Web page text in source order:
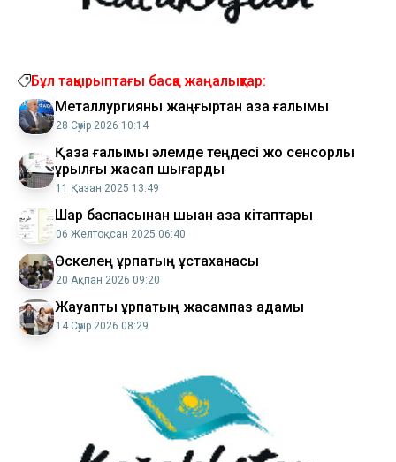
Бұл тақырыптағы басқа жаңалықтар:
Металлургияны жаңғыртқан қазақ ғалымы
28 Сәуір 2026 10:14
Қазақ ғалымы әлемде теңдесі жоқ сенсорлық
құрылғы жасап шығарды
11 Қазан 2025 13:49
Шарқ баспасынан шыққан қазақ кітаптары
06 Желтоқсан 2025 06:40
Өскелең ұрпақтың ұстаханасы
20 Ақпан 2026 09:20
Жауапты ұрпақтың жасампаз қадамы
14 Сәуір 2026 08:29